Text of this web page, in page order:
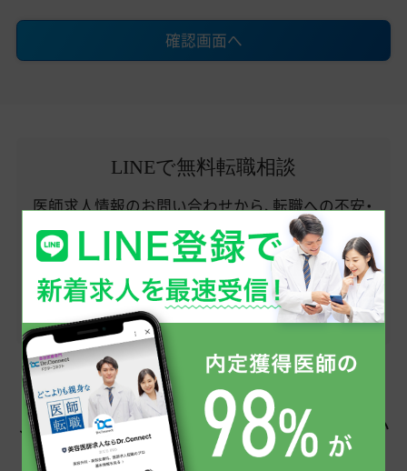
確認画面へ
LINEで無料転職相談
医師求人情報のお問い合わせから、転職への不安・
疑問点まで、お気軽にご相談ください。
まずはお友だち登録から！
友だち追加
この求人を見た人はこちらも見てい
ます